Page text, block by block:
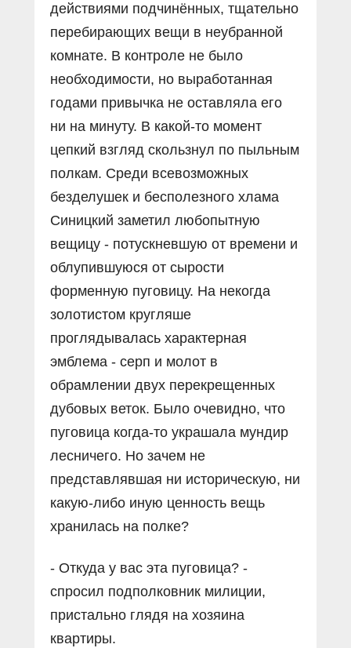
действиями подчинённых, тщательно
перебирающих вещи в неубранной
комнате. В контроле не было
необходимости, но выработанная
годами привычка не оставляла его
ни на минуту. В какой-то момент
цепкий взгляд скользнул по пыльным
полкам. Среди всевозможных
безделушек и бесполезного хлама
Синицкий заметил любопытную
вещицу - потускневшую от времени и
облупившуюся от сырости
форменную пуговицу. На некогда
золотистом кругляше
проглядывалась характерная
эмблема - серп и молот в
обрамлении двух перекрещенных
дубовых веток. Было очевидно, что
пуговица когда-то украшала мундир
лесничего. Но зачем не
представлявшая ни историческую, ни
какую-либо иную ценность вещь
хранилась на полке?
- Откуда у вас эта пуговица? -
спросил подполковник милиции,
пристально глядя на хозяина
квартиры.